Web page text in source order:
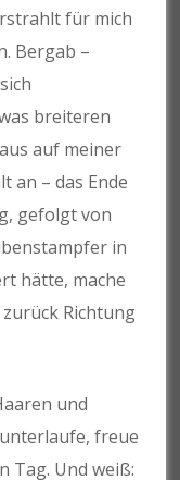
für mich
Bergab –
breiteren
auf meiner
an – das Ende
gefolgt von
in
hätte, mache
Richtung
und
freue
Tag. Und weiß: